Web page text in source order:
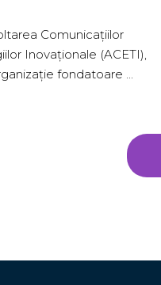
Comunicațiilor
Inovaționale (ACETI),
fondatoare